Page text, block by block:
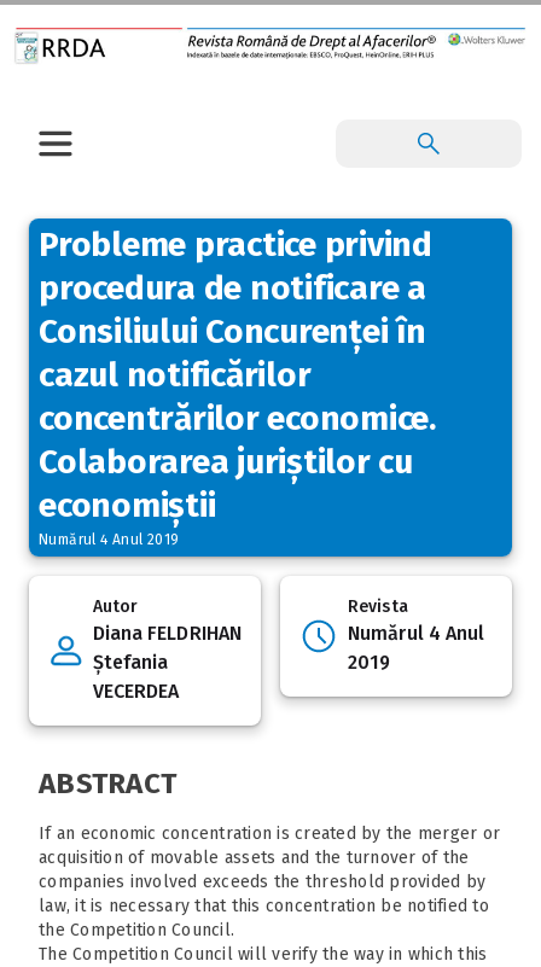
Probleme practice privind
procedura de notificare a
Consiliului Concurenței în
cazul notificărilor
concentrărilor economice.
Colaborarea juriștilor cu
economiștii
Numărul 4 Anul 2019
Autor
Diana FELDRIHAN
Ștefania
VECERDEA
Revista
Numărul 4 Anul
2019
ABSTRACT
If an economic concentration is created by the merger or
acquisition of movable assets and the turnover of the
companies involved exceeds the threshold provided by
law, it is necessary that this concentration be notified to
the Competition Council.
The Competition Council will verify the way in which this